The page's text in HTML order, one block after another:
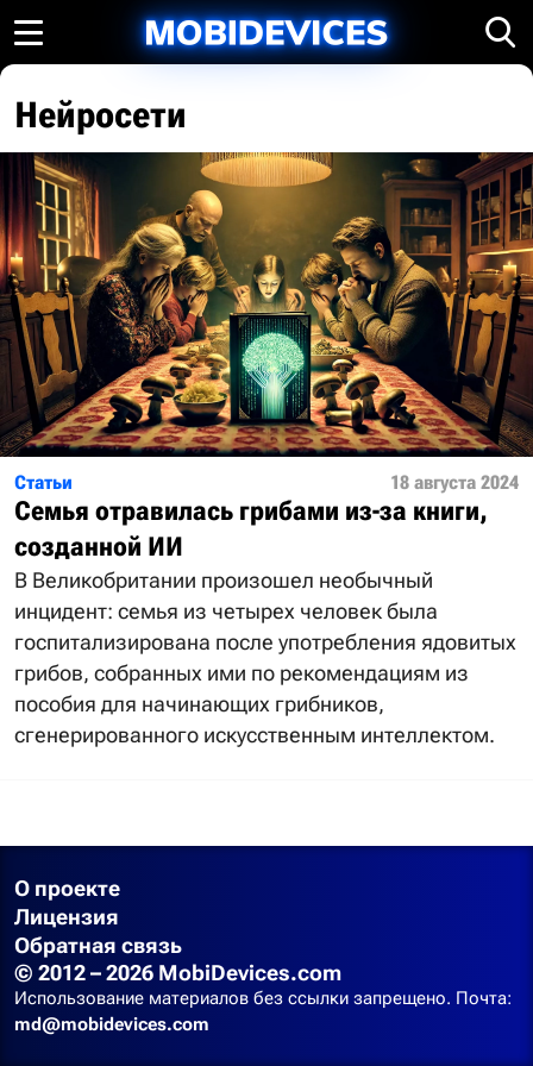
Нейросети
Статьи 18 августа 2024
Семья отравилась грибами из-за книги,
созданной ИИ
В Великобритании произошел необычный
инцидент: семья из четырех человек была
госпитализирована после употребления ядовитых
грибов, собранных ими по рекомендациям из
пособия для начинающих грибников,
сгенерированного искусственным интеллектом.
О проекте
Лицензия
Обратная связь
© 2012 – 2026 MobiDevices.com
Использование материалов без ссылки запрещено. Почта:
md@mobidevices.com